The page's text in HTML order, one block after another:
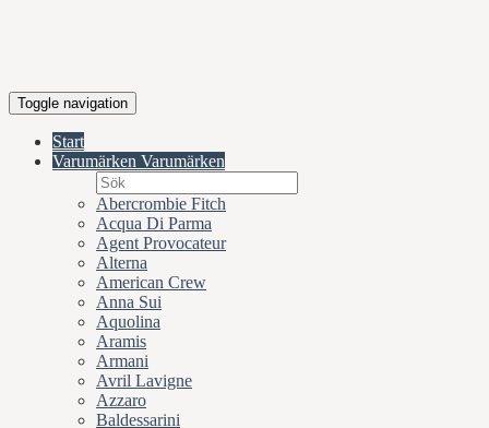
Toggle navigation
Start
Varumärken Varumärken
Abercrombie Fitch
Acqua Di Parma
Agent Provocateur
Alterna
American Crew
Anna Sui
Aquolina
Aramis
Armani
Avril Lavigne
Azzaro
Baldessarini